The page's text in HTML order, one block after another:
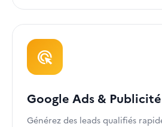
ads_click
Google Ads & Publicité
Générez des leads qualifiés